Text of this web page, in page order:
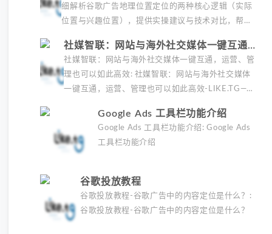
细解析谷歌广告地理位置定位的两种核心逻辑（实际
位置与兴趣位置），提供实操建议与技术对比，帮助
效果优化策略及实用工具推荐，助您提升广告投放转
化率。
社媒智联：网站与海外社交媒体一键互通，
运营、管理也可以如此高效
社媒智联：网站与海外社交媒体一键互通，运营、管
理也可以如此高效: 社媒智联：网站与海外社交媒体
一键互通，运营、管理也可以如此高效-LIKE.TG——
Google Ads 工具栏功能介绍
Google Ads 工具栏功能介绍: Google Ads
工具栏功能介绍
谷歌投放教程
谷歌投放教程-谷歌广告中的内容定位是什么？:
谷歌投放教程-谷歌广告中的内容定位是什么？